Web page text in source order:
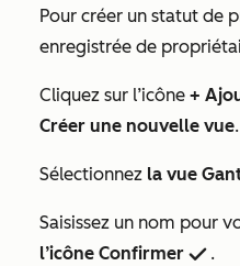
Pour créer un statut de
enregistrée de
Cliquez sur l’icône +
Créer une nouvelle vue.
Sélectionnez la vue
Saisissez un nom pour
l’icône Confirmer success.